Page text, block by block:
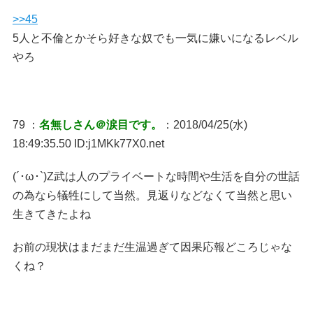
>>45
5人と不倫とかそら好きな奴でも一気に嫌いになるレベル
やろ
79 ： 名無しさん＠涙目です。
：2018/04/25(水)
18:49:35.50 ID:j1MKk77X0.net
(´･ω･`)Z武は人のプライベートな時間や生活を自分の世話
の為なら犠牲にして当然。見返りなどなくて当然と思い
生きてきたよね
お前の現状はまだまだ生温過ぎて因果応報どころじゃな
くね？